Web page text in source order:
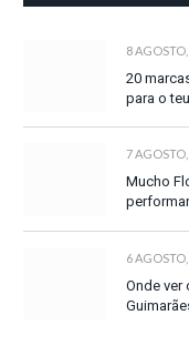
8
20
para o
7
Mucho
6
Onde ver